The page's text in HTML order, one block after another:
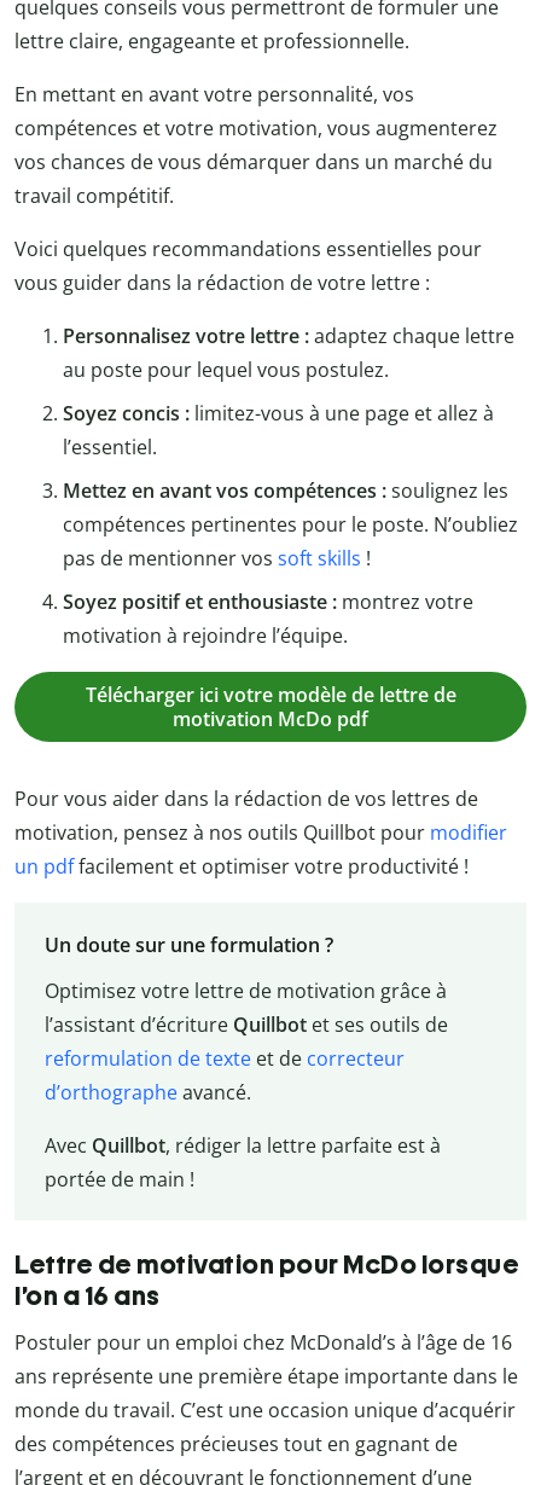
quelques conseils vous permettront de formuler une
lettre claire, engageante et professionnelle.
En mettant en avant votre personnalité, vos
compétences et votre motivation, vous augmenterez
vos chances de vous démarquer dans un marché du
travail compétitif.
Voici quelques recommandations essentielles pour
vous guider dans la rédaction de votre lettre :
Personnalisez votre lettre :adaptez chaque lettre
au poste pour lequel vous postulez.
Soyez concis : limitez-vous à une page et allez à
l’essentiel.
Mettez en avant vos compétences :soulignez les
compétences pertinentes pour le poste. N’oubliez
pas de mentionner vos soft skills !
Soyez positif et enthousiaste : montrez votre
motivation à rejoindre l’équipe.
Télécharger ici votre modèle de lettre de
motivation McDo pdf
Pour vous aider dans la rédaction de vos lettres de
motivation, pensez à nos outils Quillbot pour modifier
un pdffacilement et optimiser votre productivité !
Un doute sur une formulation ?
Optimisez votre lettre de motivation grâce à
l’assistant d’écriture Quillbotet ses outils de
reformulation de texteet de correcteur
d’orthographeavancé.
Avec Quillbot, rédiger la lettre parfaite est à
portée de main !
Lettre de motivation pour McDo lorsque
l’on a 16 ans
Postuler pour un emploi chez McDonald’s à l’âge de 16
ans représente une première étape importante dans le
monde du travail. C’est une occasion unique d’acquérir
des compétences précieuses tout en gagnant de
l’argent et en découvrant le fonctionnement d’une